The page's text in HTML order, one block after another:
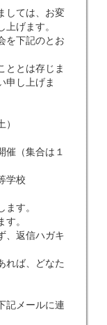
しては、お変
げます。
を下記のとお
ととは存じま
申し上げま
集合は１
学校
す。
。
、返信ハガキ
れば、どなた
記メールに連